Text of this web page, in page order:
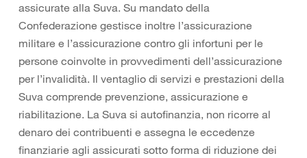
assicurate alla Suva. Su mandato della
Confederazione gestisce inoltre l’assicurazione
militare e l’assicurazione contro gli infortuni per le
persone coinvolte in provvedimenti dell’assicurazione
per l’invalidità. Il ventaglio di servizi e prestazioni della
Suva comprende prevenzione, assicurazione e
riabilitazione. La Suva si autofinanzia, non ricorre al
denaro dei contribuenti e assegna le eccedenze
finanziarie agli assicurati sotto forma di riduzione dei